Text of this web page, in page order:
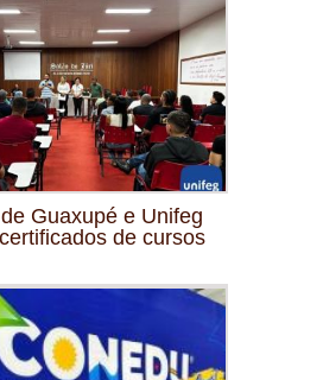
Guaxupé e Unifeg
de cursos